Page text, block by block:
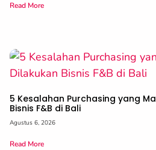
Read More
5 Kesalahan Purchasing yang
Bisnis F&B di Bali
Agustus 6, 2026
Read More